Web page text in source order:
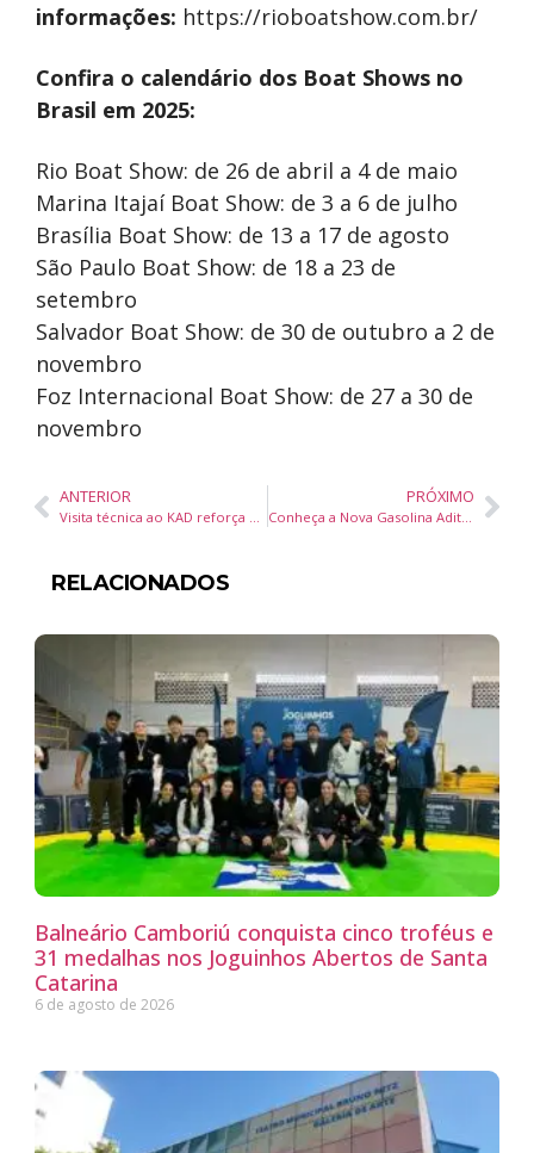
informações: https://rioboatshow.com.br/
Confira o calendário dos Boat Shows no
Brasil em 2025:
Rio Boat Show: de 26 de abril a 4 de maio
Marina Itajaí Boat Show: de 3 a 6 de julho
Brasília Boat Show: de 13 a 17 de agosto
São Paulo Boat Show: de 18 a 23 de
setembro
Salvador Boat Show: de 30 de outubro a 2 de
novembro
Foz Internacional Boat Show: de 27 a 30 de
novembro
ANTERIOR
Visita técnica ao KAD reforça o propósito do CEO’s Club de promover conexões e compartilhamento de experiências
PRÓXIMO
Conheça a Nova Gasolina Aditivada que Turbina Seu Motor e Economiza
RELACIONADOS
Balneário Camboriú conquista cinco troféus e
31 medalhas nos Joguinhos Abertos de Santa
Catarina
6 de agosto de 2026